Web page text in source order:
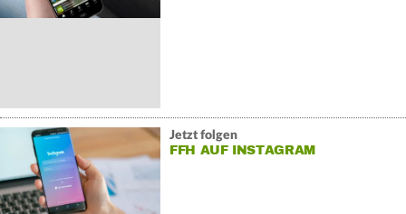
Jetzt folgen
FFH AUF INSTAGRAM